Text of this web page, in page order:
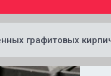
графитовых